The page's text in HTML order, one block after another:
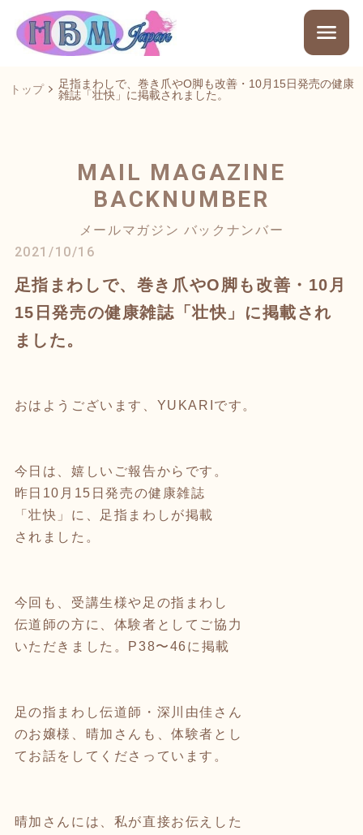
トップ
足指まわしで、巻き爪やO脚も改善・10月15日発売の健康
雑誌「壮快」に掲載されました。
MAIL MAGAZINE
BACKNUMBER
メールマガジン バックナンバー
2021/10/16
足指まわしで、巻き爪やO脚も改善・10月
15日発売の健康雑誌「壮快」に掲載され
ました。
おはようございます、YUKARIです。
今日は、嬉しいご報告からです。
昨日10月15日発売の健康雑誌
「壮快」に、足指まわしが掲載
されました。
今回も、受講生様や足の指まわし
伝道師の方に、体験者としてご協力
いただきました。P38〜46に掲載
足の指まわし伝道師・深川由佳さん
のお嬢様、晴加さんも、体験者とし
てお話をしてくださっています。
晴加さんには、私が直接お伝えした